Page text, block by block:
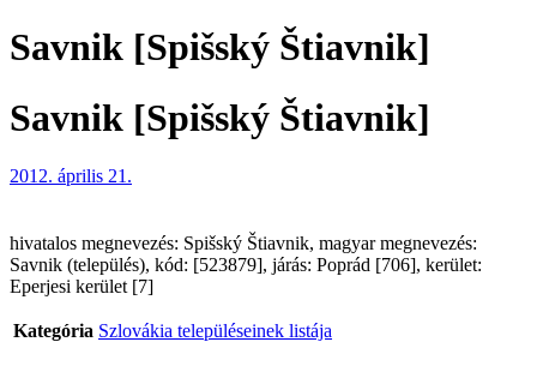
Savnik [Spišský Štiavnik]
Savnik [Spišský Štiavnik]
2012. április 21.
hivatalos megnevezés: Spišský Štiavnik, magyar megnevezés:
Savnik (település), kód: [523879], járás: Poprád [706], kerület:
Eperjesi kerület [7]
Kategória Szlovákia településeinek listája